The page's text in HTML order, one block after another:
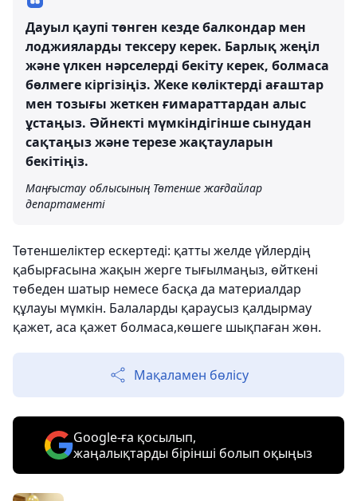
Дауыл қаупі төнген кезде балкондар мен
лоджияларды тексеру керек. Барлық жеңіл
және үлкен нәрселерді бекіту керек, болмаса
бөлмеге кіргізіңіз. Жеке көліктерді ағаштар
мен тозығы жеткен ғимараттардан алыс
ұстаңыз. Әйнекті мүмкіндігінше сынудан
сақтаңыз және терезе жақтауларын
бекітіңіз.
Маңғыстау облысының Төтенше жағдайлар
департаменті
Төтеншеліктер ескертеді: қатты желде үйлердің
қабырғасына жақын жерге тығылмаңыз, өйткені
төбеден шатыр немесе басқа да материалдар
құлауы мүмкін. Балаларды қараусыз қалдырмау
қажет, аса қажет болмаса,көшеге шықпаған жөн.
Мақаламен бөлісу
Google-ға қосылып,
жаңалықтарды бірінші болып оқыңыз